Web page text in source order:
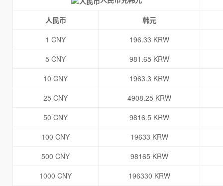
人民币
韩元
1 CNY
196.33 KRW
5 CNY
981.65 KRW
10 CNY
1963.3 KRW
25 CNY
4908.25 KRW
50 CNY
9816.5 KRW
100 CNY
19633 KRW
500 CNY
98165 KRW
1000 CNY
196330 KRW